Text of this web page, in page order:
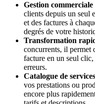
Gestion commerciale
clients depuis un seul
et des factures à
degrés de votre
Transformation
concurrents, il permet
facture en un seul
erreurs.
Catalogue de
vos prestations ou
encore plus